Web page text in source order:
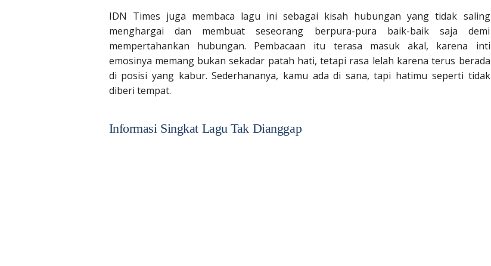
IDN Times juga membaca lagu ini sebagai kisah hubungan yang tidak saling
menghargai dan membuat seseorang berpura-pura baik-baik saja demi
mempertahankan hubungan. Pembacaan itu terasa masuk akal, karena inti
emosinya memang bukan sekadar patah hati, tetapi rasa lelah karena terus berada
di posisi yang kabur. Sederhananya, kamu ada di sana, tapi hatimu seperti tidak
diberi tempat.
Informasi Singkat Lagu Tak Dianggap